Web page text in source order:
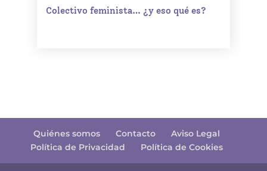
Colectivo feminista… ¿y eso qué es?
Quiénes somos Contacto
Aviso Legal
Política de Privacidad
Política de Cookies